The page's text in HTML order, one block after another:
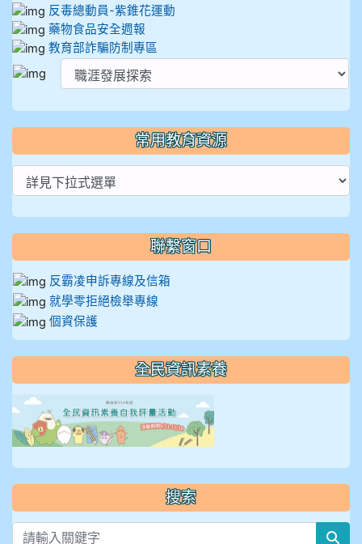
反毒總動員-紫錐花運動
藥物食品安全週報
教育部詐騙防制專區
常用教育資源
聯繫窗口
反霸凌申訴專線及信箱
就學零拒絕檢舉專線
個資保護
全民資訊素養
搜索